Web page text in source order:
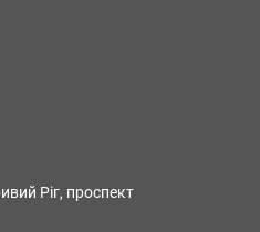
Ріг, проспект